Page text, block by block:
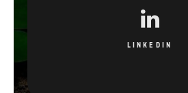
LINKEDIN